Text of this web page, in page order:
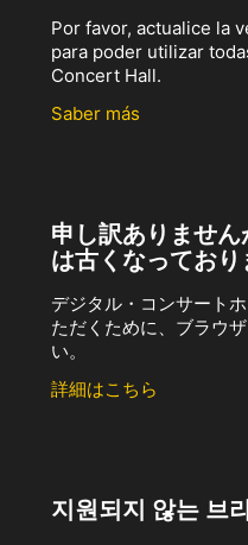
Por favor, actualice la
para poder utilizar
Concert Hall.
Saber más
申し訳ありませ
は古くなっており
デジタル・コンサート
ただくために、ブラウ
い。
詳細はこちら
지원되지 않는 브